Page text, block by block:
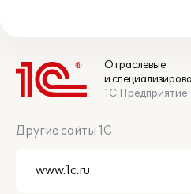
Отраслевые
и
1С:Предприятие
Другие сайты 1С